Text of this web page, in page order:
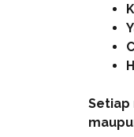
Setiap